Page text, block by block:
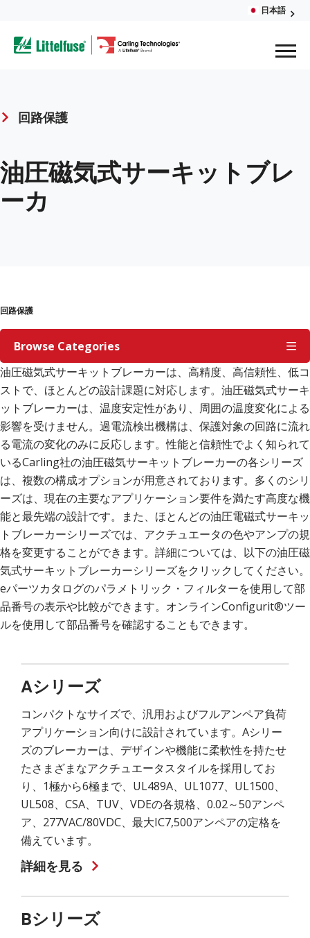
main
content
日本語
Breadcrumb
回路保護
油圧磁気式サーキットブレ
ーカ
回路保護
Browse Categories
油圧磁気式サーキットブレーカーは、高精度、高信頼性、低コ
ストで、ほとんどの設計課題に対応します。油圧磁気式サーキ
ットブレーカーは、温度安定性があり、周囲の温度変化による
影響を受けません。過電流検出機構は、保護対象の回路に流れ
る電流の変化のみに反応します。性能と信頼性でよく知られて
いるCarling社の油圧磁気サーキットブレーカーの各シリーズ
は、複数の構成オプションが用意されております。多くのシリ
ーズは、現在の主要なアプリケーション要件を満たす高度な機
能と最先端の設計です。また、ほとんどの油圧電磁式サーキッ
トブレーカーシリーズでは、アクチュエータの色やアンプの規
格を変更することができます。詳細については、以下の油圧磁
気式サーキットブレーカーシリーズをクリックしてください。
eパーツカタログのパラメトリック・フィルターを使用して部
品番号の表示や比較ができます。オンラインConfigurit®ツー
ルを使用して部品番号を確認することもできます。
Aシリーズ
コンパクトなサイズで、汎用およびフルアンペア負荷
アプリケーション向けに設計されています。Aシリー
ズのブレーカーは、デザインや機能に柔軟性を持たせ
たさまざまなアクチュエータスタイルを採用してお
り、1極から6極まで、UL489A、UL1077、UL1500、
UL508、CSA、TUV、VDEの各規格、0.02～50アンペ
ア、277VAC/80VDC、最大IC7,500アンペアの定格を
備えています。
詳細を見る
Bシリーズ